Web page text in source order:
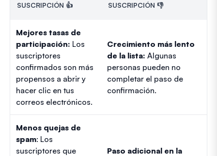
SUSCRIPCIÓN 👍
SUSCRIPCIÓN 👎
Mejores tasas de
participación: Los
suscriptores
confirmados son más
propensos a abrir y
hacer clic en tus
correos electrónicos.
Crecimiento más lento
de la lista: Algunas
personas pueden no
completar el paso de
confirmación.
Menos quejas de
spam: Los
suscriptores que
Paso adicional en la